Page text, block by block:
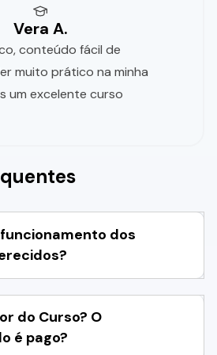
Vera A.
conteúdo fácil de
muito prático na minha
um excelente curso
dos
do Curso? O
é pago?